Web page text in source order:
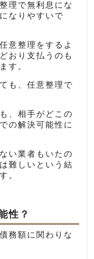
理で無利息にな
なりやすいで
意整理をするよ
おり支払うのも
す。
も、任意整理で
、相手がどこの
の解決可能性に
い業者もいたの
難しいという結
。
性？
務額に関わりな